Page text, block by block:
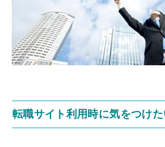
転職サイト利用時に気をつけた